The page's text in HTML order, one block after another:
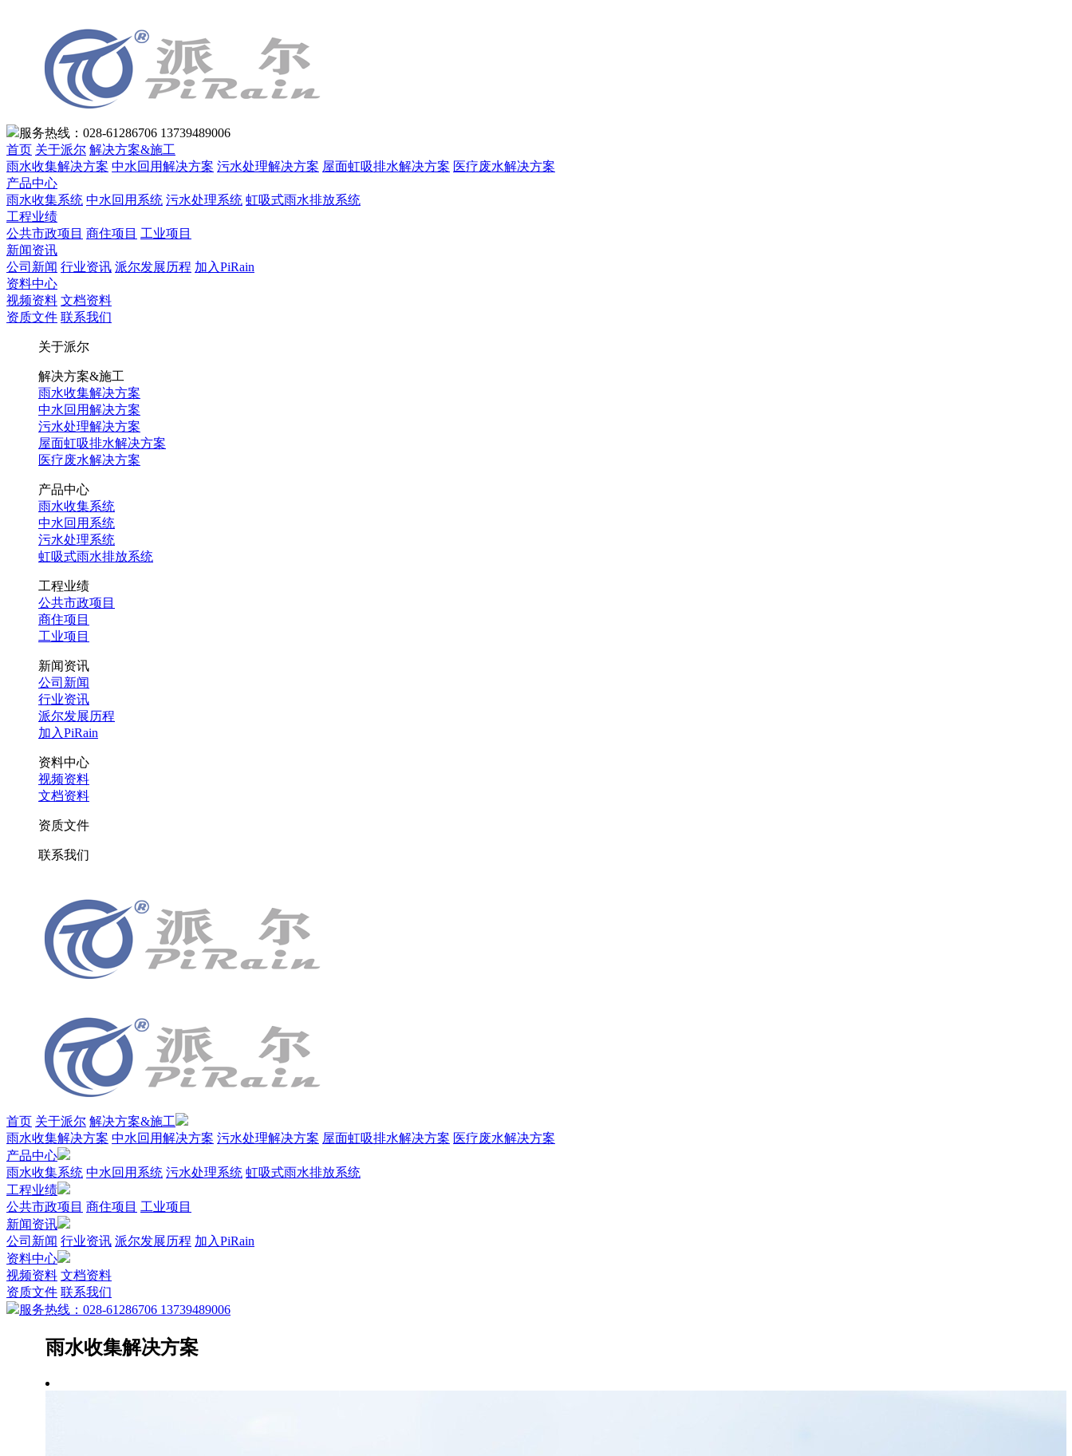
服务热线：028-61286706 13739489006
首页 关于派尔 解决方案&施工
雨水收集解决方案 中水回用解决方案 污水处理解决方案 屋面虹吸排水解决方案 医疗废水解决方案
产品中心
雨水收集系统 中水回用系统 污水处理系统 虹吸式雨水排放系统
工程业绩
公共市政项目 商住项目 工业项目
新闻资讯
公司新闻 行业资讯 派尔发展历程 加入PiRain
资料中心
视频资料 文档资料
资质文件 联系我们
关于派尔
解决方案&施工
雨水收集解决方案
中水回用解决方案
污水处理解决方案
屋面虹吸排水解决方案
医疗废水解决方案
产品中心
雨水收集系统
中水回用系统
污水处理系统
虹吸式雨水排放系统
工程业绩
公共市政项目
商住项目
工业项目
新闻资讯
公司新闻
行业资讯
派尔发展历程
加入PiRain
资料中心
视频资料
文档资料
资质文件
联系我们
首页 关于派尔 解决方案&施工
雨水收集解决方案 中水回用解决方案 污水处理解决方案 屋面虹吸排水解决方案 医疗废水解决方案
产品中心
雨水收集系统 中水回用系统 污水处理系统 虹吸式雨水排放系统
工程业绩
公共市政项目 商住项目 工业项目
新闻资讯
公司新闻 行业资讯 派尔发展历程 加入PiRain
资料中心
视频资料 文档资料
资质文件 联系我们
服务热线：028-61286706 13739489006
雨水收集解决方案